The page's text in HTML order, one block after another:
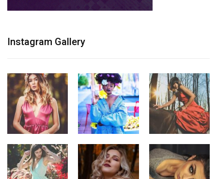
Instagram Gallery